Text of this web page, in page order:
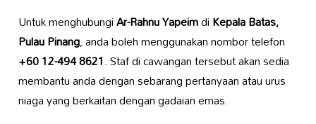
Untuk menghubungiAr-Rahnu YapeimdiKepala Batas,
Pulau Pinang, anda boleh menggunakan nombor telefon
+60 12-494 8621. Staf di cawangan tersebut akan sedia
membantu anda dengan sebarang pertanyaan atau urus
niaga yang berkaitan dengan gadaian emas.